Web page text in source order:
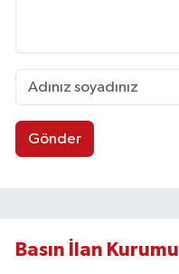
Gönder
Basın İlan Kurumu